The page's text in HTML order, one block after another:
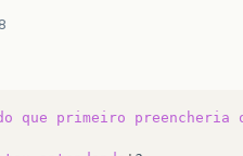
que primeiro preencheria